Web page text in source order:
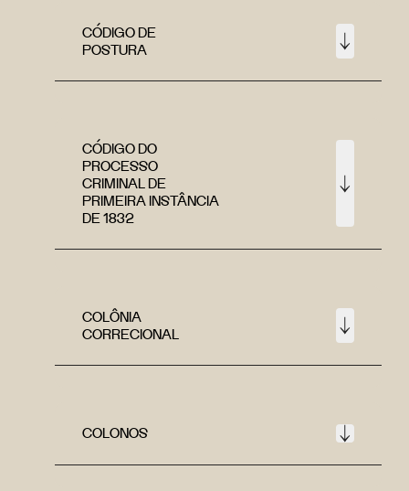
CÓDIGO DE
POSTURA
CÓDIGO DO
PROCESSO
CRIMINAL DE
PRIMEIRA INSTÂNCIA
DE 1832
COLÔNIA
CORRECIONAL
COLONOS